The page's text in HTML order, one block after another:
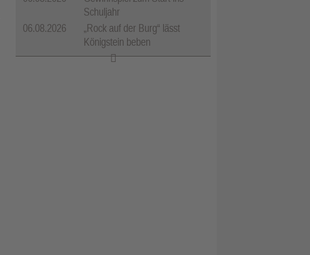
Schuljahr
06.08.2026
„Rock auf der Burg“ lässt
Königstein beben